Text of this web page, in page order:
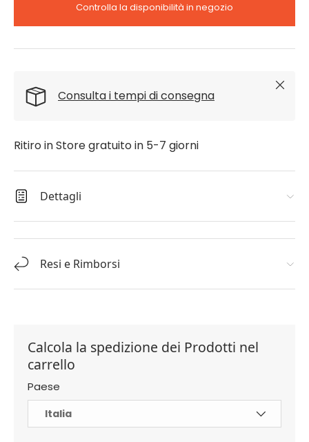
Controlla la disponibilità in negozio
Consulta i tempi di consegna
Chiudi
Ritiro in Store gratuito in 5-7 giorni
Dettagli
Resi e Rimborsi
Calcola la spedizione dei Prodotti nel
carrello
Paese